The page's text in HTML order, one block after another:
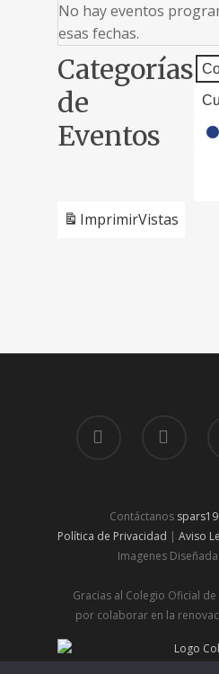
No hay eventos
esas fechas.
Categorías
de
Eventos
ImprimirVistas
Contáctanos
Política de Privacidad | Aviso
Imagenes
Gracias al Colegio Oficial
por colaborar en la